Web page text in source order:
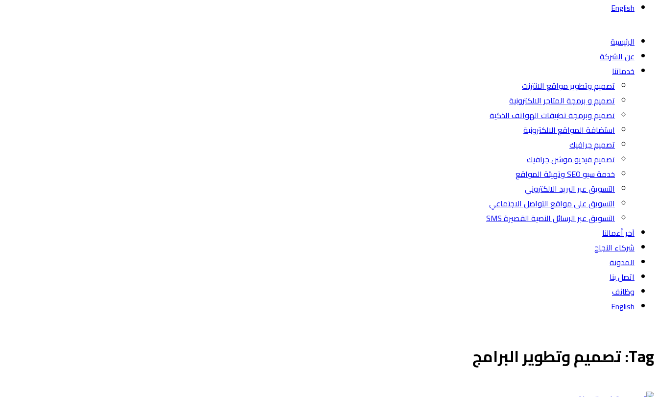
English
الرئيسية
عن الشركة
خدماتنا
تصميم وتطوير مواقع الانترنت
تصميم و برمجة المتاجر الالكترونية
تصميم وبرمجة تطبيقات الهواتف الذكية
استضافة المواقع الالكترونية
تصميم جرافيك
تصميم فيديو موشن جرافيك
خدمة سيو SEO وتهيئة المواقع
التسويق عبر البريد الالكتروني
التسويق على مواقع التواصل الاجتماعي
التسويق عبر الرسائل النصية القصيرة SMS
آخر أعمالنا
شركاء النجاح
المدونة
اتصل بنا
وظائف
English
Tag: تصميم وتطوير البرامج